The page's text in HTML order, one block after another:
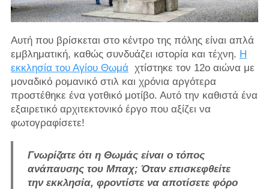
Αυτή που βρίσκεται στο κέντρο της πόλης είναι απλά
εμβληματική, καθώς συνδυάζει ιστορία και τέχνη. Η
εκκλησία του Αγίου Θωμάχτίστηκε τον 12ο αιώνα με
μοναδικό ρομανικό στιλ και χρόνια αργότερα
προστέθηκε ένα γοτθικό μοτίβο. Αυτό την καθιστά ένα
εξαιρετικό αρχιτεκτονικό έργο που αξίζει να
φωτογραφίσετε!
Γνωρίζατε ότι η Θωμάς είναι ο τόπος
ανάπαυσης του Μπαχ; Όταν επισκεφθείτε
την εκκλησία, φροντίστε να αποτίσετε φόρο